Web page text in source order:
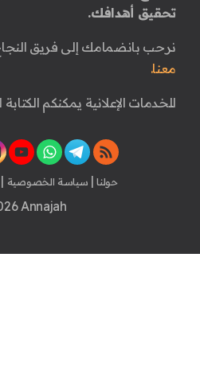
تحقيق أهدافك.
نرحب بانضمامك إلى فريق
معنا.
للخدمات الإعلانية يمكنكم الكتابة
حولنا | سياسة الخصوصية |
Annajah